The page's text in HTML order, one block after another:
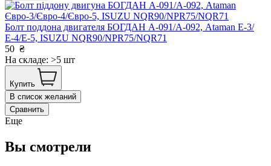
Болт поддона двигателя БОГДАН А-091/А-092, Ataman Е-3/
Е-4/Е-5, ISUZU NQR90/NPR75/NQR71
50 ₴
На складе: >5 шт
Купить
В список желаний
Сравнить
Еще
Вы смотрели